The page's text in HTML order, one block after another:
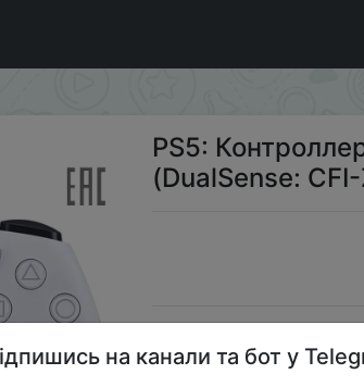
(DualSense: CFI-ZCT1W: SIEE)
PS5:
(DualSense: CFI-
на канали та бот у